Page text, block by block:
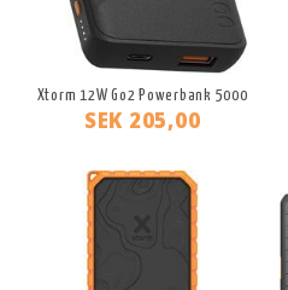
Xtorm 12W Go2 Powerbank 5000
SEK 205,00